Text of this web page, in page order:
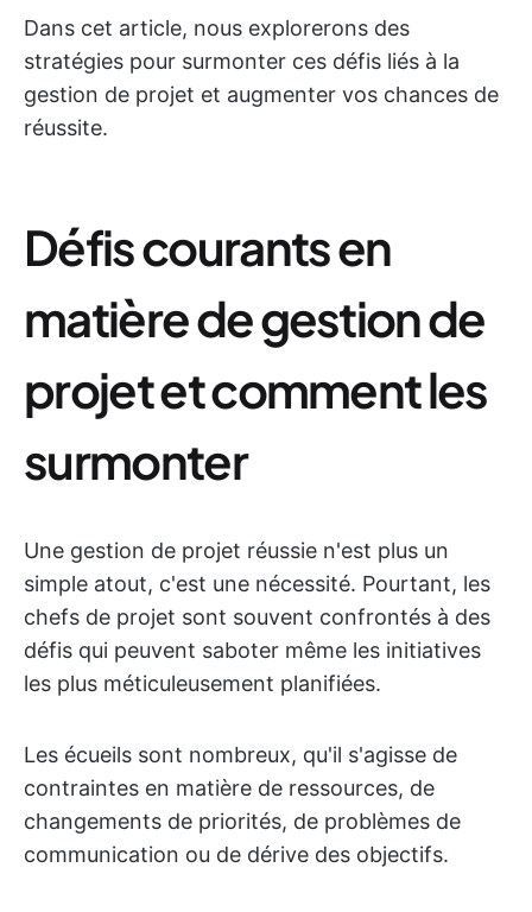
Dans cet article, nous explorerons des
stratégies pour surmonter ces défis liés à la
gestion de projet et augmenter vos chances de
réussite.
Défis courants en
matière de gestion de
projet et comment les
surmonter
Une gestion de projet réussie n'est plus un
simple atout, c'est une nécessité. Pourtant, les
chefs de projet sont souvent confrontés à des
défis qui peuvent saboter même les initiatives
les plus méticuleusement planifiées.
Les écueils sont nombreux, qu'il s'agisse de
contraintes en matière de ressources, de
changements de priorités, de problèmes de
communication ou de dérive des objectifs.